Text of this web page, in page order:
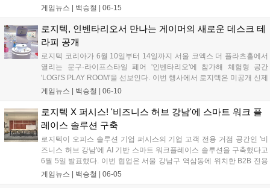
FOLD)’를 국내에 정식 출시했다. 이번 신제품은 외부 업무 공간
는 사용자를 겨냥해, 주머니에 들어가는 컴팩트한 크기와 강화된
배터리 효율을 갖춘 것이 특징이다. 터치 패널을 통한 정밀한 조
작과 최대 3대의 기기를 동시에 연결하는 이지 스위치 기능을 지
원해 멀티 디바이스 환경에서의 생산성을 한층 끌어올렸다....
게임뉴스 | 백승철 | 06-15
로지텍, 인벤타리오서 만나는 게이머의 새로운 데스크 테
라피 공개
로지텍 코리아가 6월 10일부터 14일까지 서울 코엑스 더 플라츠홀에서
열리는 문구·라이프스타일 페어 '인벤타리오'에 참가해 체험형 공간
'LOGI'S PLAY ROOM'을 선보인다. 이번 행사에서 로지텍은 미공개 신제
품인 폴더블 마우스 'MOBI FOLD'와 프리젠터 'SPOTLIGHT 2'를 현장에
로덕트사와의 협업을 통해 제작된 파워퍼프걸 한정판 굿즈 및 다채로운
참여형 이벤트를 마련해 데스크 환경 변화를 모색하는 사용자들에게 차
별화된 경험을 제공할 계획이다....
게임뉴스 | 백승철 | 06-10
로지텍 X 퍼시스! '비즈니스 허브 강남'에 스마트 워크 플
레이스 솔루션 구축
로지텍이 오피스 솔루션 기업 퍼시스의 기업 고객 전용 거점 공간인 '비
즈니스 허브 강남'에 AI 기반 스마트 워크플레이스 솔루션을 구축했다고
6월 5일 발표했다. 이번 협업은 서울 강남구 역삼동에 위치한 B2B 전용
공간에서 실제 업무 및 고객 상담 환경을 기반으로 진행됐다. 로지텍은
게임뉴스 | 백승철 | 06-05